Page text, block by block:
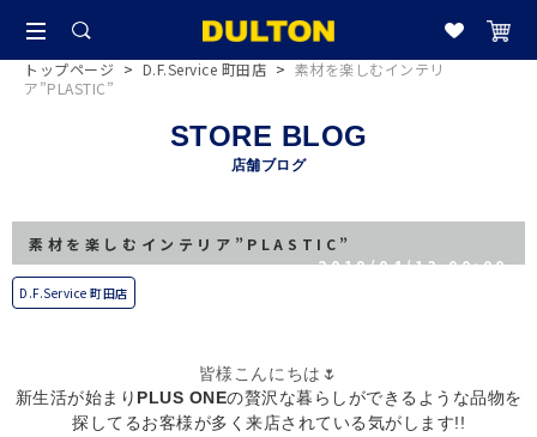
トップページ > D.F.Service 町田店 > 素材を楽しむインテリ
ア”PLASTIC”
STORE BLOG
店舗ブログ
素材を楽しむインテリア”PLASTIC”
2019/04/13 00:00
D.F.Service 町田店
皆様こんにちは🌷
新生活が始まり PLUS ONEの贅沢な暮らしができるような品物を
探してるお客様が多く来店されている気がします!!